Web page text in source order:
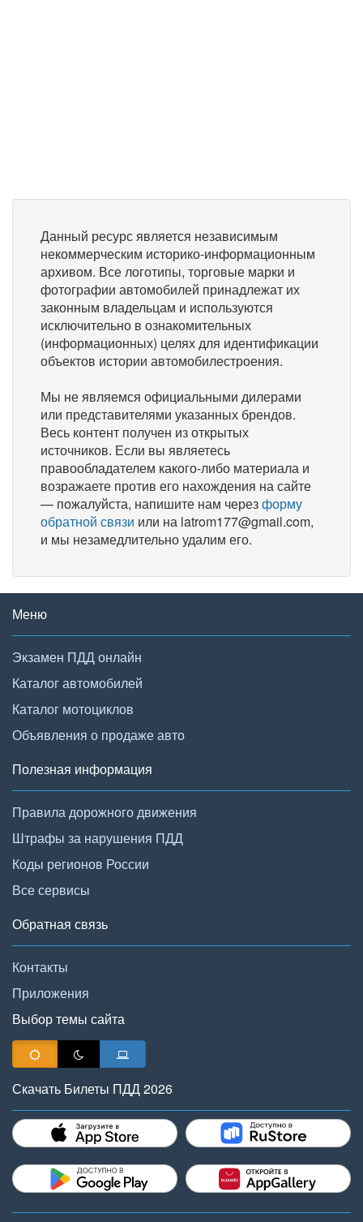
Данный ресурс является независимым
некоммерческим историко-информационным
архивом. Все логотипы, торговые марки и
фотографии автомобилей принадлежат их
законным владельцам и используются
исключительно в ознакомительных
(информационных) целях для идентификации
объектов истории автомобилестроения.
Мы не являемся официальными дилерами
или представителями указанных брендов.
Весь контент получен из открытых
источников. Если вы являетесь
правообладателем какого-либо материала и
возражаете против его нахождения на сайте
— пожалуйста, напишите нам черезформу
обратной связи или на latrom177@gmail.com,
и мы незамедлительно удалим его.
Меню
Экзамен ПДД онлайн
Каталог автомобилей
Каталог мотоциклов
Объявления о продаже авто
Полезная информация
Правила дорожного движения
Штрафы за нарушения ПДД
Коды регионов России
Все сервисы
Обратная связь
Контакты
Приложения
Выбор темы сайта
Скачать Билеты ПДД 2026